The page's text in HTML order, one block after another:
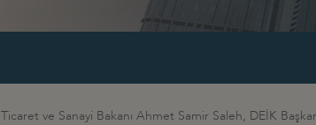
ve Sanayi Bakanı Ahmet Samir Saleh, DEİK